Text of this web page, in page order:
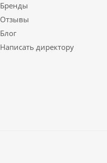
Бренды
Отзывы
Блог
Написать директору